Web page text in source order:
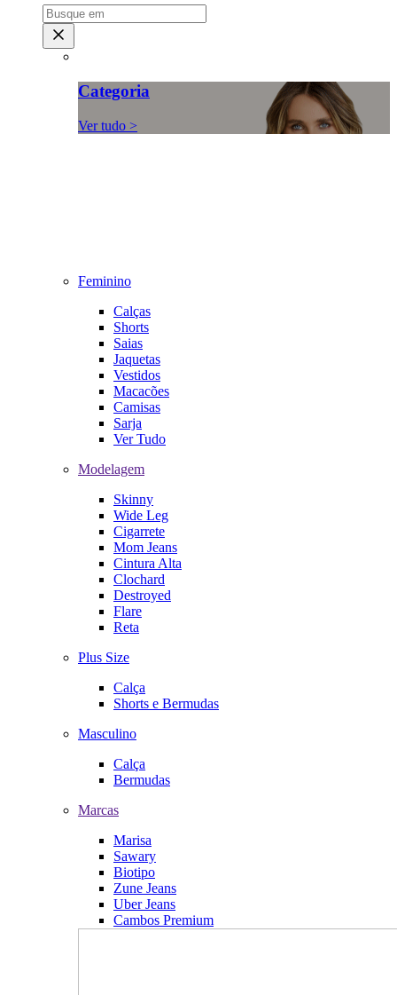
Categoria
Ver tudo >
Feminino
Calças
Shorts
Saias
Jaquetas
Vestidos
Macacões
Camisas
Sarja
Ver Tudo
Modelagem
Skinny
Wide Leg
Cigarrete
Mom Jeans
Cintura Alta
Clochard
Destroyed
Flare
Reta
Plus Size
Calça
Shorts e Bermudas
Masculino
Calça
Bermudas
Marcas
Marisa
Sawary
Biotipo
Zune Jeans
Uber Jeans
Cambos Premium